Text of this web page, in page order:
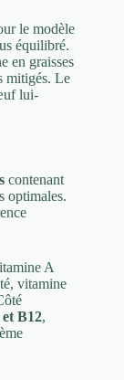
le modèle
équilibré.
en graisses
mitigés. Le
lui-
contenant
optimales.
A
vitamine
B12,